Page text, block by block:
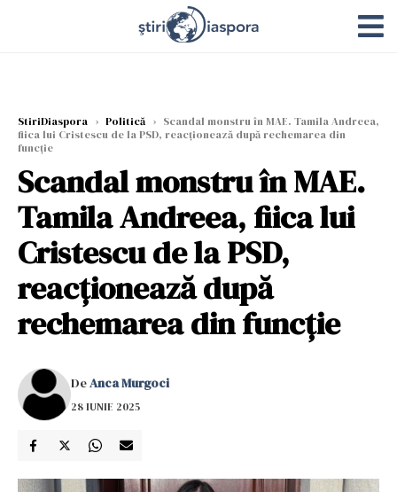
StiriDiaspora › Politică › Scandal monstru în MAE. Tamila Andreea,
fiica lui Cristescu de la PSD, reacționează după rechemarea din
funcție
Scandal monstru în MAE.
Tamila Andreea, fiica lui
Cristescu de la PSD,
reacționează după
rechemarea din funcție
DeAnca Murgoci
28 IUNIE 2025